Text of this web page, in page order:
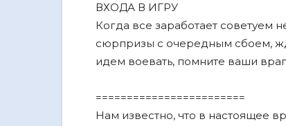
ВХОДА В ИГРУ
Когда все заработает советуем
сюрпризы с очередным сбоем,
идем воевать, помните ваши
========================
Нам известно, что в настоящее